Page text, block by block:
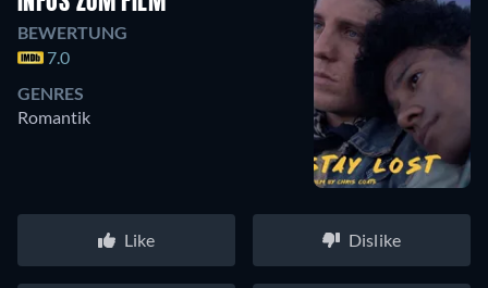
BEWERTUNG
7.0
GENRES
Romantik
Like Dislike